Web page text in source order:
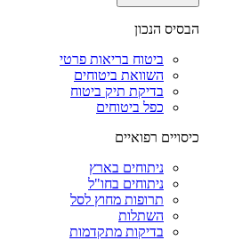
הבסיס הנכון
ביטוח בריאות פרטי
השוואת ביטוחים
בדיקת תיק ביטוח
כפל ביטוחים
כיסויים רפואיים
ניתוחים בארץ
ניתוחים בחו"ל
תרופות מחוץ לסל
השתלות
בדיקות מתקדמות